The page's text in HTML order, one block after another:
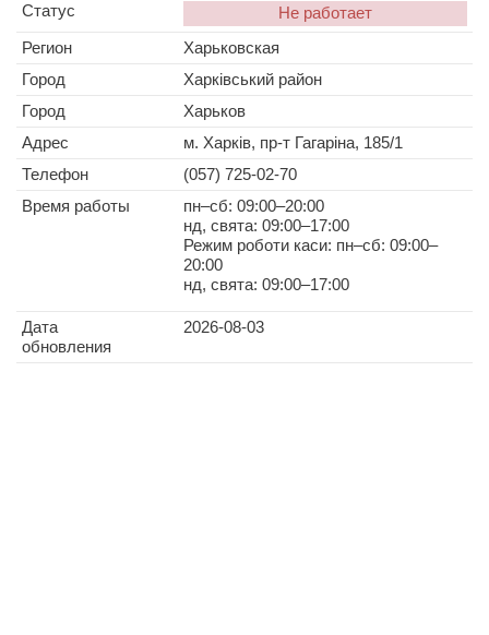
Статус
Не работает
Регион
Харьковская
Город
Харківський район
Город
Харьков
Адрес
м. Харків, пр-т Гагаріна, 185/1
Телефон
(057) 725-02-70
Время работы
пн–сб: 09:00–20:00
нд, свята: 09:00–17:00
Режим роботи каси: пн–сб: 09:00–
20:00
нд, свята: 09:00–17:00
Дата
обновления
2026-08-03